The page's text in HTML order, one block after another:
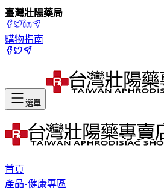
臺灣壯陽藥局
購物指南
選單
首頁
產品-健康專區